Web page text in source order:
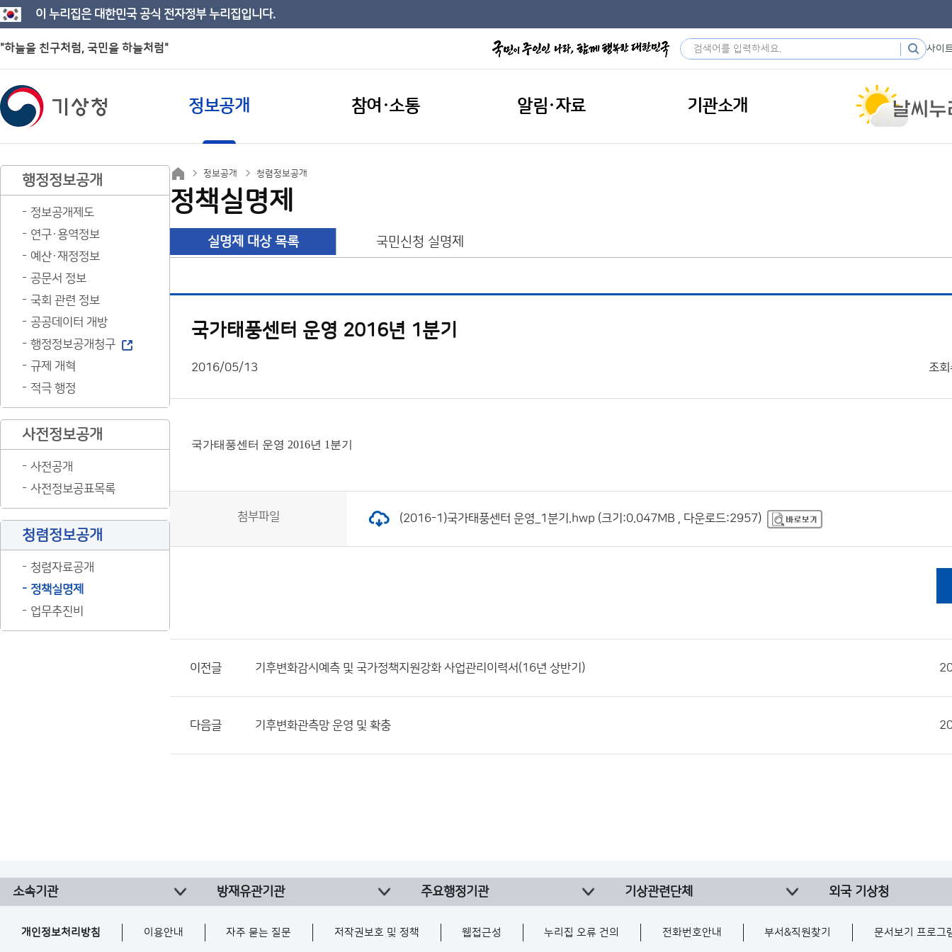
이 누리집은 대한민국 공식 전자정부 누리집입니다.
"하늘을 친구처럼, 국민을 하늘처럼" 사이
정보공개 참여·소통 알림·자료 기관소개
행정정보공개
정보공개제도
연구·용역정보
예산·재정정보
공문서 정보
국회 관련 정보
공공데이터 개방
행정정보공개청구
규제 개혁
적극 행정
사전정보공개
사전공개
사전정보공표목록
청렴정보공개
청렴자료공개
정책실명제
업무추진비
정보공개 청렴정보공개
정책실명제
실명제 대상 목록 국민신청 실명제
국가태풍센터 운영 2016년 1분기
2016/05/13 조회
국가태풍센터 운영 2016년 1분기
첨부파일 (2016-1)국가태풍센터 운영_1분기.hwp (크기:0.047MB , 다운로드:2957)
이전글 기후변화감시예측 및 국가정책지원강화 사업관리이력서(16년 상반기)
다음글 기후변화관측망 운영 및 확충
소속기관 방재유관기관 주요행정기관 기상관련단체 외국 기상청
개인정보처리방침 이용안내 자주 묻는 질문 저작권보호 및 정책 웹접근성 누리집 오류 건의 전화번호안내 부서&직원찾기 문서보기 프로그